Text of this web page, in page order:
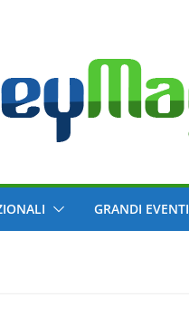
GRANDI EVENTI